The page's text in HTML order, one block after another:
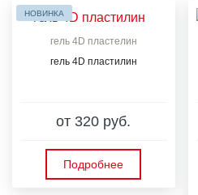
НОВИНКА
гель 4D пластелин
гель 4D пластилин
от 320 руб.
Подробнее